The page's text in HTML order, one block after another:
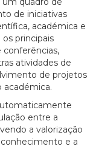
de iniciativas
académica e
principais
conferências,
atividades de
de projetos
académica.
entre a
a valorização
e a